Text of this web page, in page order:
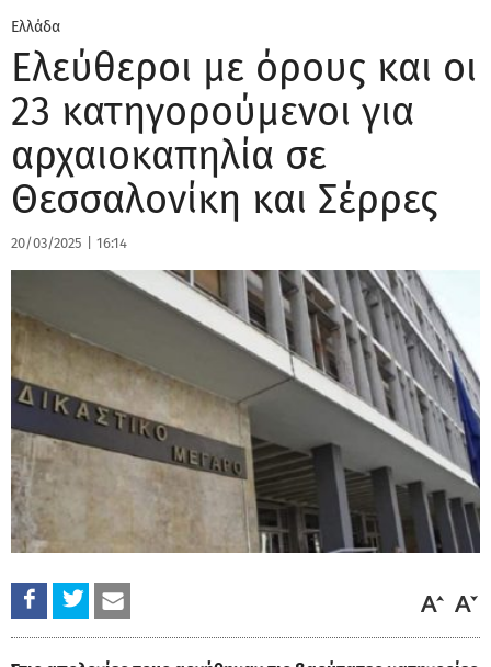
Ελλάδα
Ελεύθεροι με όρους και οι
23 κατηγορούμενοι για
αρχαιοκαπηλία σε
Θεσσαλονίκη και Σέρρες
20/03/2025 16:14